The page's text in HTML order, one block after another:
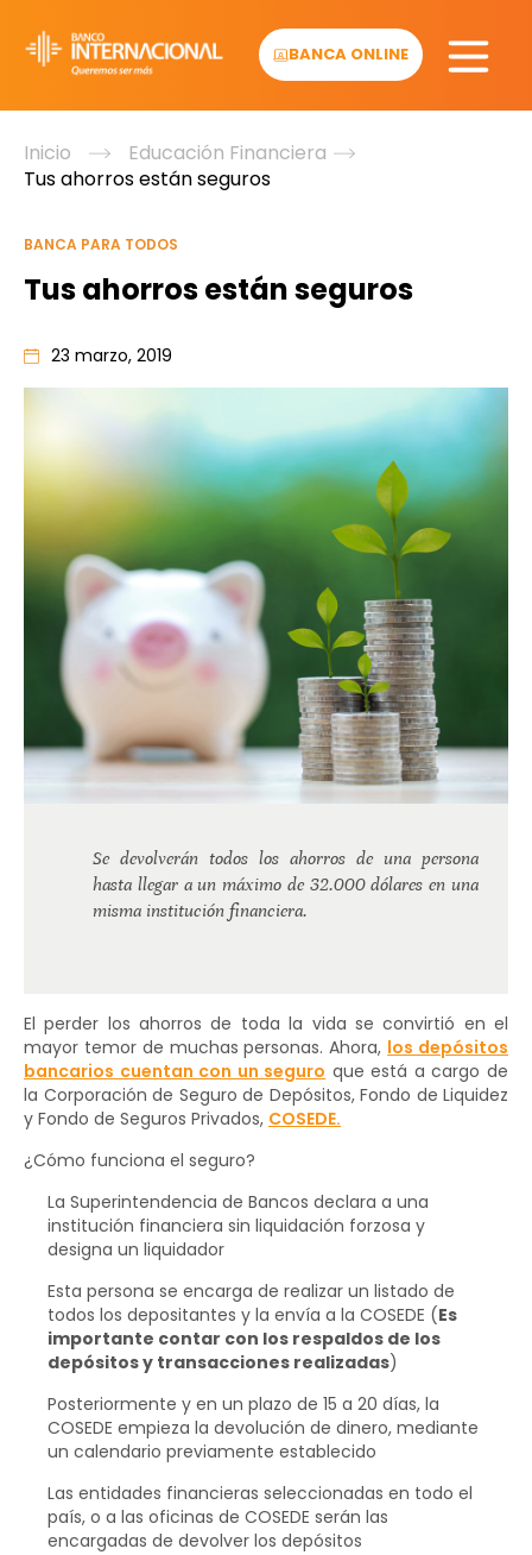
content
BANCA ONLINE
Inicio
Educación Financiera
Tus ahorros están seguros
BANCA PARA TODOS
Tus ahorros están seguros
23 marzo, 2019
Se devolverán todos los ahorros de una persona
hasta llegar a un máximo de 32.000 dólares en una
misma institución financiera.
El perder los ahorros de toda la vida se convirtió en el
mayor temor de muchas personas. Ahora, los depósitos
bancarios cuentan con un seguro que está a cargo de
la Corporación de Seguro de Depósitos, Fondo de Liquidez
y Fondo de Seguros Privados, COSEDE.
¿Cómo funciona el seguro?
La Superintendencia de Bancos declara a una
institución financiera sin liquidación forzosa y
designa un liquidador
Esta persona se encarga de realizar un listado de
todos los depositantes y la envía a la COSEDE (Es
importante contar con los respaldos de los
depósitos y transacciones realizadas)
Posteriormente y en un plazo de 15 a 20 días, la
COSEDE empieza la devolución de dinero, mediante
un calendario previamente establecido
Las entidades financieras seleccionadas en todo el
país, o a las oficinas de COSEDE serán las
encargadas de devolver los depósitos